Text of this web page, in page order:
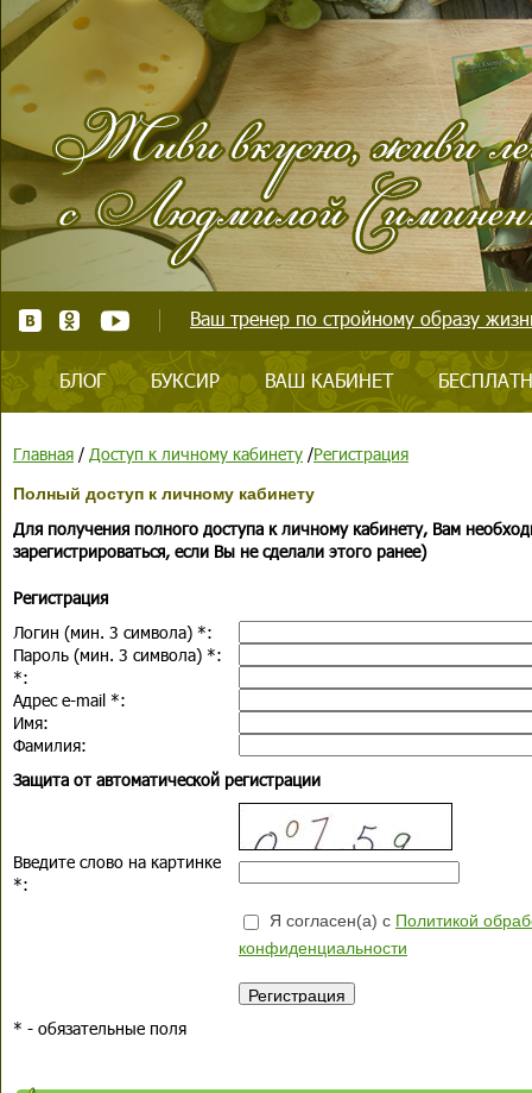
Ваш тренер по стройному образу
БЛОГ БУКСИР ВАШ КАБИНЕТ
Главная / Доступ к личному кабинету /Регистрация
Полный доступ к личному кабинету
Для получения полного доступа к личному кабинету, Вам
зарегистрироваться, если Вы не сделали этого ранее)
Регистрация
Логин (мин. 3 символа) *:
Пароль (мин. 3 символа) *:
*:
Адрес e-mail *:
Имя:
Фамилия:
Защита от автоматической регистрации
Введите слово на картинке
*:
Я согласен(а) с Политикой
конфиденциальности
* - обязательные поля